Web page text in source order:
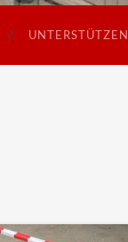
UNTERSTÜTZEN